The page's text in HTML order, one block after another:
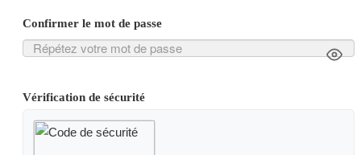
Confirmer le mot de passe
Vérification de sécurité